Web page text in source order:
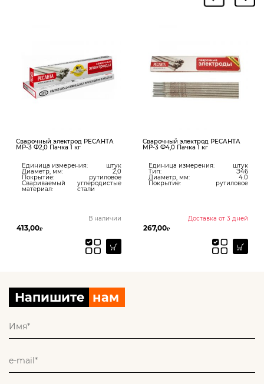
электрод РЕСАНТА
Ф2,0 Пачка 1 кг
измерения: штук
мм:
рутиловое
углеродистые
стали
В наличии
Сварочный электрод РЕСАНТА
МР-3 Ф4,0 Пачка 1 кг
Единица измерения: штук
Тип:
Диаметр, мм:
Покрытие: рутиловое
Доставка от 3 дней
Тип:
Напишите нам